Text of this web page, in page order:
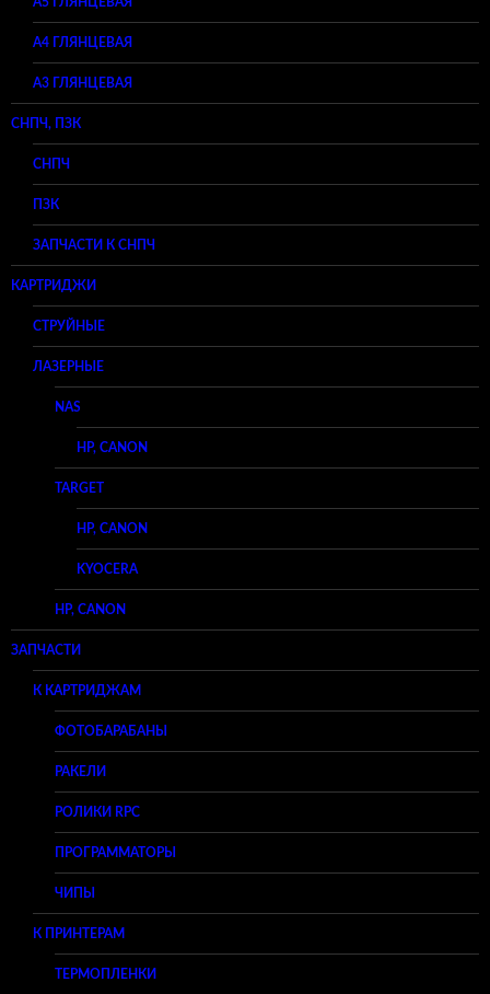
А4 ГЛЯНЦЕВАЯ
A3 ГЛЯНЦЕВАЯ
СНПЧ, ПЗК
СНПЧ
ПЗК
ЗАПЧАСТИ К СНПЧ
КАРТРИДЖИ
СТРУЙНЫЕ
ЛАЗЕРНЫЕ
NAS
HP, CANON
TARGET
HP, CANON
KYOCERA
HP, CANON
ЗАПЧАСТИ
К КАРТРИДЖАМ
ФОТОБАРАБАНЫ
РАКЕЛИ
РОЛИКИ RPC
ПРОГРАММАТОРЫ
ЧИПЫ
К ПРИНТЕРАМ
ТЕРМОПЛЕНКИ